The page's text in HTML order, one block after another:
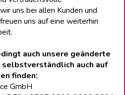
uns bei allen Kunden und
uns auf eine weiterhin
auch unsere geänderte
selbstverständlich auch auf
finden:
GmbH